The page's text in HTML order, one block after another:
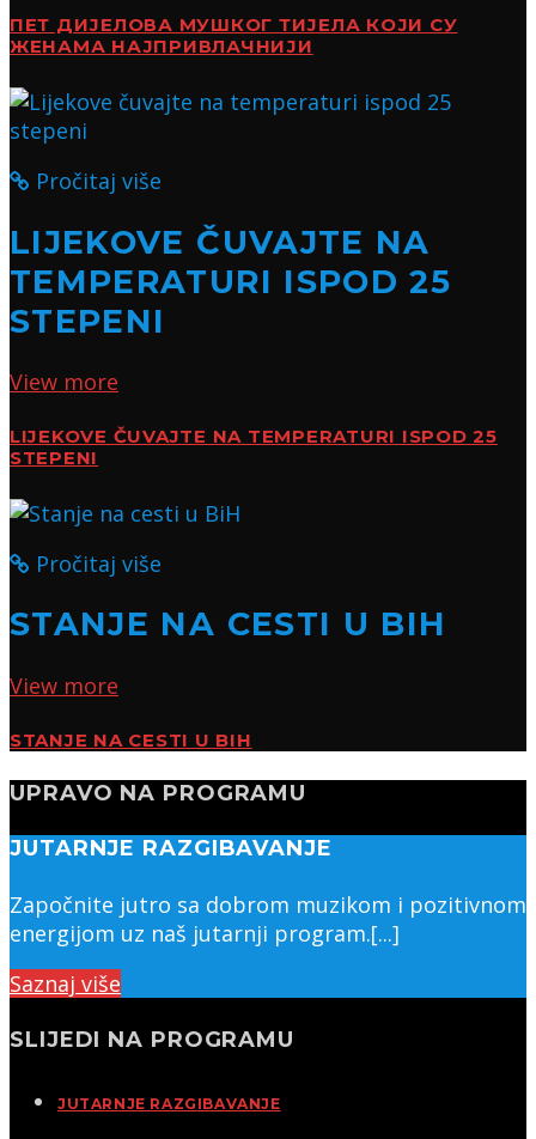
ПЕТ ДИЈЕЛОВА МУШКОГ ТИЈЕЛА КОЈИ СУ
ЖЕНАМА НАЈПРИВЛАЧНИЈИ
Pročitaj više
LIJEKOVE ČUVAJTE NA
TEMPERATURI ISPOD 25
STEPENI
View more
LIJEKOVE ČUVAJTE NA TEMPERATURI ISPOD 25
STEPENI
Pročitaj više
STANJE NA CESTI U BIH
View more
STANJE NA CESTI U BIH
UPRAVO NA PROGRAMU
JUTARNJE RAZGIBAVANJE
Započnite jutro sa dobrom muzikom i pozitivnom
energijom uz naš jutarnji program.[...]
Saznaj više
SLIJEDI NA PROGRAMU
JUTARNJE RAZGIBAVANJE